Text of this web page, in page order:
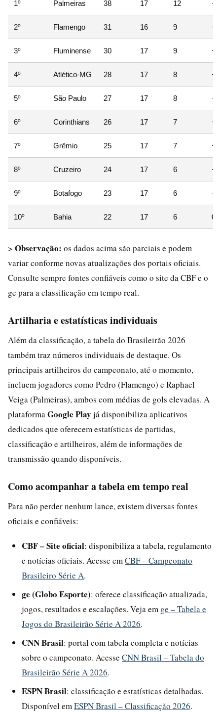
1º Palmeiras 38 17 12
2º Flamengo 31 16 9
3º Fluminense 30 17 9 +8
4º Atlético-MG 28 17 8 +6
5º São Paulo 27 17 8 +5
6º Corinthians 26 17 7 +4
7º Grêmio 25 17 7 +3
8º Cruzeiro 24 17 6 +2
9º Botafogo 23 17 6 +1
10º Bahia 22 17 6 0
> Observação: os dados acima são parciais e podem
variar conforme novas atualizações dos portais oficiais.
Consulte sempre fontes confiáveis como o site da CBF e o
ge para a classificação em tempo real.
Artilharia e estatísticas individuais
Além da classificação, a tabela do Brasileirão 2026
também traz números individuais de destaque. Os
principais artilheiros do campeonato, até o momento,
incluem jogadores como Pedro (Flamengo) e Raphael
Veiga (Palmeiras), ambos com médias de gols elevadas. A
plataforma Google Play já disponibiliza aplicativos
dedicados que oferecem estatísticas de partidas,
classificação e artilheiros, além de informações de
transmissão quando disponíveis.
Como acompanhar a tabela em tempo real
Para não perder nenhum lance, existem diversas fontes
oficiais e confiáveis:
CBF – Site oficial: disponibiliza a tabela, regulamento
e notícias oficiais. Acesse em CBF – Campeonato
Brasileiro Série A.
ge (Globo Esporte): oferece classificação atualizada,
jogos, resultados e escalações. Veja em ge – Tabela e
Jogos do Brasileirão Série A 2026.
CNN Brasil: portal com tabela completa e notícias
sobre o campeonato. Acesse CNN Brasil – Tabela do
Brasileirão Série A 2026.
ESPN Brasil: classificação e estatísticas detalhadas.
Disponível em ESPN Brasil – Classificação 2026.